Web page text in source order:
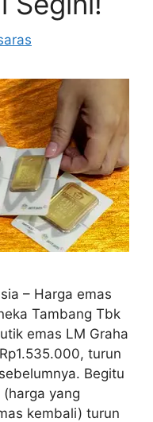
– Harga emas
Tambang Tbk
emas LM Graha
turun
Begitu
yang
kembali) turun